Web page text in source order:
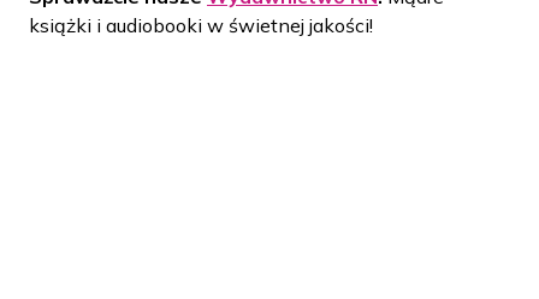
książki i audiobooki w świetnej jakości!